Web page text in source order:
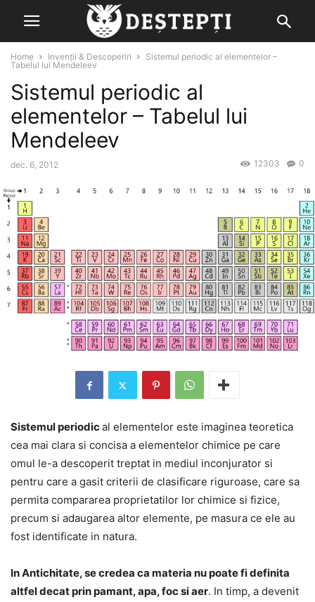
Home Invenții & Descoperiri
Sistemul periodic al elementelor –
Tabelul lui Mendeleev
Sistemul periodic al
elementelor – Tabelul lui
Mendeleev
dec. 6, 2012 0
12303
Sistemul periodical elementelor este imaginea teoretica
cea mai clara si concisa a elementelor chimice pe care
omul le-a descoperit treptat in mediul inconjurator si
pentru care a gasit criterii de clasificare riguroase, care sa
permita compararea proprietatilor lor chimice si fizice,
precum si adaugarea altor elemente, pe masura ce ele au
fost identificate in natura.
In Antichitate, se credea ca materia nu poate fi definita
altfel decat prin pamant, apa, foc si aer. In timp, a devenit